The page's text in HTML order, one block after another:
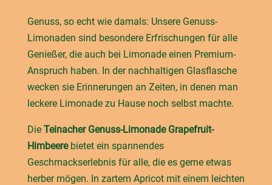
Genuss, so echt wie damals: Unsere Genuss-
Limonaden sind besondere Erfrischungen für alle
Genießer, die auch bei Limonade einen Premium-
Anspruch haben. In der nachhaltigen Glasflasche
wecken sie Erinnerungen an Zeiten, in denen man
leckere Limonade zu Hause noch selbst machte.
Die Teinacher Genuss-Limonade Grapefruit-
Himbeerebietet ein spannendes
Geschmackserlebnis für alle, die es gerne etwas
herber mögen. In zartem Apricot mit einem leichten